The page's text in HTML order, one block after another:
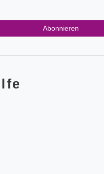
Abonnieren